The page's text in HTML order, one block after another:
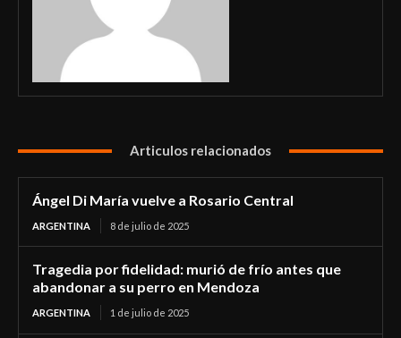
Articulos relacionados
Ángel Di María vuelve a Rosario Central
ARGENTINA 8 de julio de 2025
Tragedia por fidelidad: murió de frío antes que
abandonar a su perro en Mendoza
ARGENTINA 1 de julio de 2025